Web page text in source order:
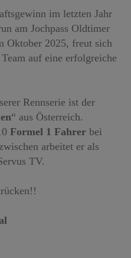
im letzten Jahr
am Jochpass Oldtimer
Oktober 2025, freut sich
auf eine erfolgreiche
Rennserie ist der
“ aus Österreich.
Formel 1 Fahrer bei
arbeitet er als
TV.